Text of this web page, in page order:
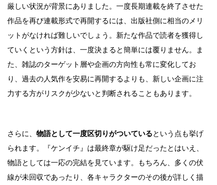
厳しい状況が背景にありました。一度長期連載を終了させた
作品を再び連載形式で再開するには、出版社側に相当のメリ
ットがなければ難しいでしょう。新たな作品で読者を獲得し
ていくという方針は、一度決まると簡単には覆りません。ま
た、雑誌のターゲット層や企画の方向性も常に変化してお
り、過去の人気作を安易に再開するよりも、新しい企画に注
力する方がリスクが少ないと判断されることもあります。
さらに、 物語として一度区切りがついているという点も挙げ
られます。『ケンイチ』は最終章が駆け足だったとはいえ、
物語としては一応の完結を見ています。もちろん、多くの伏
線が未回収であったり、各キャラクターのその後が詳しく描